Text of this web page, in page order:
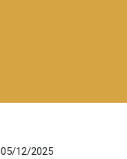
05/12/2025